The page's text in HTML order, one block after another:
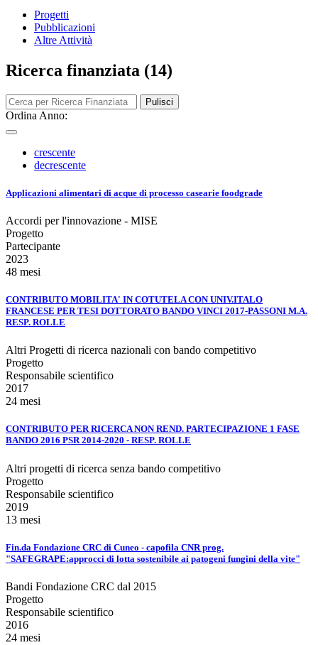
Progetti
Pubblicazioni
Altre Attività
Ricerca finanziata (14)
Pulisci
Ordina Anno:
crescente
decrescente
Applicazioni alimentari di acque di processo casearie foodgrade
Accordi per l'innovazione - MISE
Progetto
Partecipante
2023
48 mesi
CONTRIBUTO MOBILITA' IN COTUTELA CON UNIV.ITALO
FRANCESE PER TESI DOTTORATO BANDO VINCI 2017-PASSONI M.A.
RESP. ROLLE
Altri Progetti di ricerca nazionali con bando competitivo
Progetto
Responsabile scientifico
2017
24 mesi
CONTRIBUTO PER RICERCA NON REND. PARTECIPAZIONE 1 FASE
BANDO 2016 PSR 2014-2020 - RESP. ROLLE
Altri progetti di ricerca senza bando competitivo
Progetto
Responsabile scientifico
2019
13 mesi
Fin.da Fondazione CRC di Cuneo - capofila CNR prog.
"SAFEGRAPE:approcci di lotta sostenibile ai patogeni fungini della vite"
Bandi Fondazione CRC dal 2015
Progetto
Responsabile scientifico
2016
24 mesi